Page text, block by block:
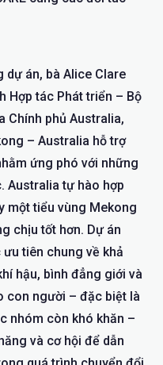
dự án, bà Alice Clare
Hợp tác Phát triển – Bộ
Chính phủ Australia,
– Australia hỗ trợ
ứng phó với những
Australia tự hào hợp
một tiểu vùng Mekong
chịu tốt hơn. Dự án
tiên chung về khả
hậu, bình đẳng giới và
con người – đặc biệt là
nhóm còn khó khăn –
và cơ hội để dẫn